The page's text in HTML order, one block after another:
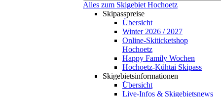
Alles zum Skigebiet Hochoetz
Skipasspreise
Übersicht
Winter 2026 / 2027
Online-Skiticketshop
Hochoetz
Happy Family Wochen
Hochoetz-Kühtai Skipass
Skigebietsinformationen
Übersicht
Live-Infos & Skigebietsnews